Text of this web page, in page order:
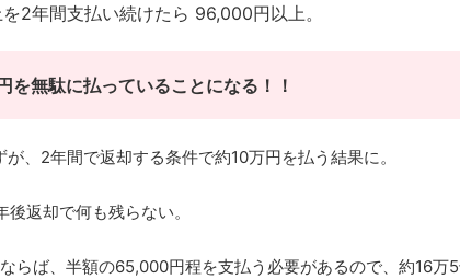
2年間支払い続けたら 96,000円以上。
を無駄に払っていることになる！！
、2年間で返却する条件で約10万円を払う結果に。
返却で何も残らない。
らば、半額の65,000円程を支払う必要があるので、約16万5